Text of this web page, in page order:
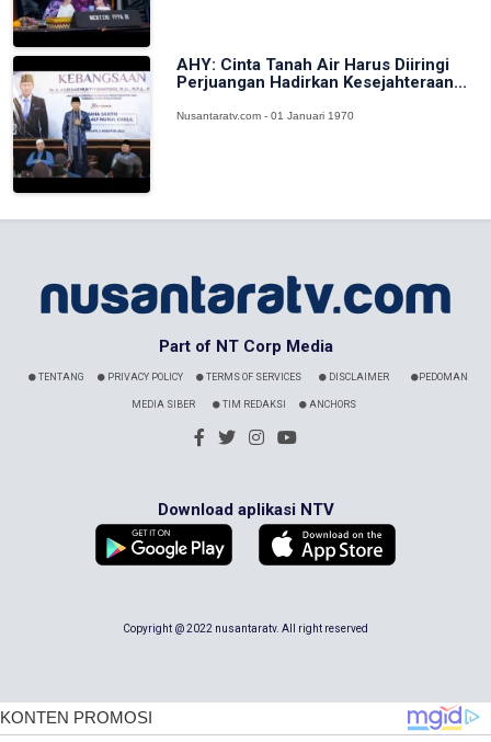
AHY: Cinta Tanah Air Harus Diiringi
Perjuangan Hadirkan Kesejahteraan...
Nusantaratv.com - 01 Januari 1970
Part of NT Corp Media
TENTANG PRIVACY POLICY TERMS OF SERVICES DISCLAIMER PEDOMAN
MEDIA SIBER TIM REDAKSI ANCHORS
Download aplikasi NTV
Copyright @ 2022 nusantaratv. All right reserved